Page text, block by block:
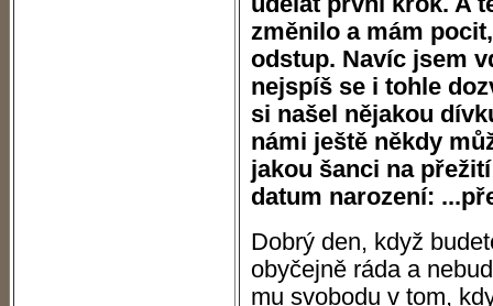
změnilo a mám
odstup. Navíc jsem
nejspíš se i tohle
si našel nějakou
námi ještě někdy
jakou šanci na
datum narození:
Dobrý den, když
obyčejně ráda a
mu svobodu v tom,